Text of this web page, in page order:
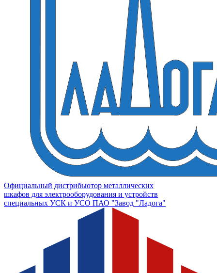
Официальный дистрибьютор металлических
шкафов для электрооборудования и устройств
специальных УСК и УСО ПАО "Завод "Ладога"